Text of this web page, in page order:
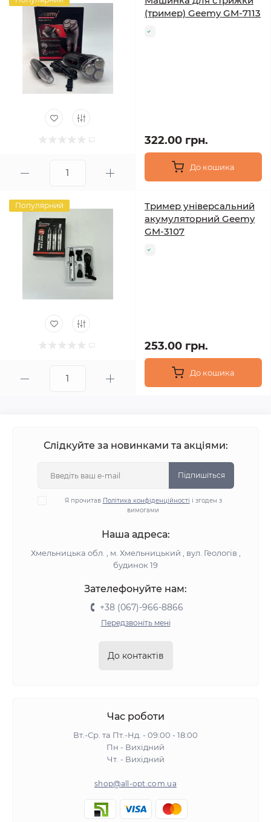
(тример) Geemy GM-7113
322.00 грн.
До кошика
Популярний
Тример універсальний
акумуляторний Geemy
GM-3107
253.00 грн.
До кошика
Слідкуйте за новинками та акціями:
Підпишіться
Я прочитав Політика конфіденційності і згоден з
вимогами
Наша адреса:
Хмельницька обл. , м. Хмельницький , вул. Геологів ,
будинок 19
Зателефонуйте нам:
+38 (067)-966-8866
Передзвоніть мені
До контактів
Час роботи
Вт.-Ср. та Пт.-Нд. - 09:00 - 18:00
Пн - Вихідний
Чт. - Вихідний
shop@all-opt.com.ua